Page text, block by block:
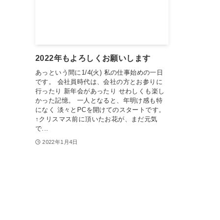
2022年もよろしくお願いします
あっという間に1/4(火) 私の仕事始めの一日
です。 会社員時代は、会社の方とお参りに
行ったり 新年会があったり せわしくも楽し
かった記憶。 一人となると、年明け感も特
になく 淡々とPCを開けてのスタートです。
↑クリスマス前に頂いたお花が、まだ元気
で...
2022年1月4日